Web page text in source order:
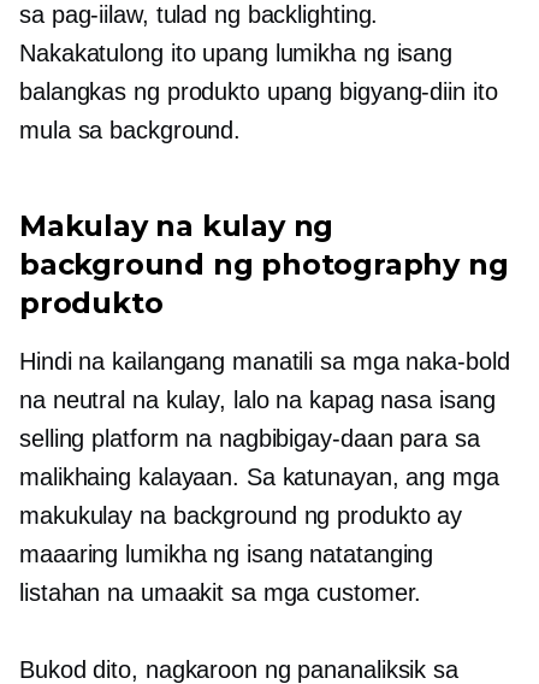
sa pag-iilaw, tulad ng backlighting.
Nakakatulong ito upang lumikha ng isang
balangkas ng produkto upang bigyang-diin ito
mula sa background.
Makulay na kulay ng
background ng photography ng
produkto
Hindi na kailangang manatili sa mga naka-bold
na neutral na kulay, lalo na kapag nasa isang
selling platform na nagbibigay-daan para sa
malikhaing kalayaan. Sa katunayan, ang mga
makukulay na background ng produkto ay
maaaring lumikha ng isang natatanging
listahan na umaakit sa mga customer.
Bukod dito, nagkaroon ng pananaliksik sa